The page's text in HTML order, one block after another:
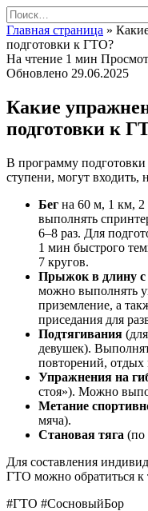
Перейти
к
содержанию
Search
for:
Главная страница »
подготовки к ГТО?
На чтение 1 мин
Обновлено 29.06.2025
Какие
подготовки к
В программу
ступени, могут входить,
Бег на 60 м, 1 км,
выполнять
6–8 раз. Для
1 мин быстрого
7 кругов.
Прыжок в длину с
можно выполнять
приземление, а
приседания для
Подтягивания
девушек).
повторений,
Упражнения на
стоя»). Можно
Метание
мяча).
Становая тяга (по
Для составления
ГТО можно обратиться к
#ГТО #СосновыйБор